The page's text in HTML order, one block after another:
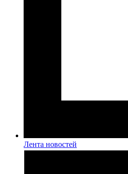
Лента новостей